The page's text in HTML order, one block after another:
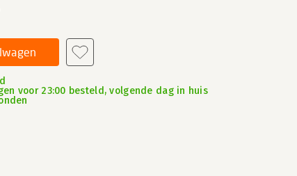
voor 23:00 besteld, volgende dag in huis